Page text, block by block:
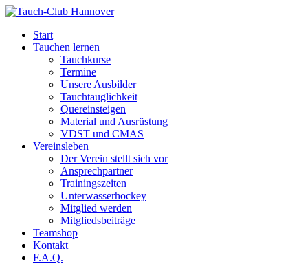
Start
Tauchen lernen
Tauchkurse
Termine
Unsere Ausbilder
Tauchtauglichkeit
Quereinsteigen
Material und Ausrüstung
VDST und CMAS
Vereinsleben
Der Verein stellt sich vor
Ansprechpartner
Trainingszeiten
Unterwasserhockey
Mitglied werden
Mitgliedsbeiträge
Teamshop
Kontakt
F.A.Q.